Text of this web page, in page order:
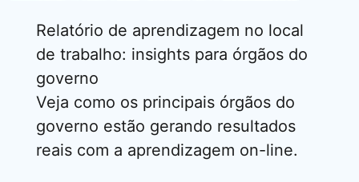
Relatório de aprendizagem no local
de trabalho: insights para órgãos do
governo
Veja como os principais órgãos do
governo estão gerando resultados
reais com a aprendizagem on-line.